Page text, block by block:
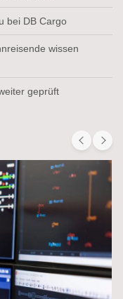
bei DB Cargo
wissen
geprüft